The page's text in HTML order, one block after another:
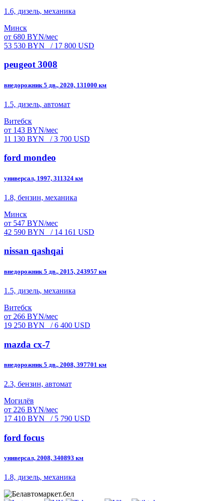
1.6, дизель, механика
Минск
от 680 BYN/мес
53 530 BYN
/ 17 800 USD
peugeot 3008
внедорожник 5 дв., 2020, 131000 км
1.5, дизель, автомат
Витебск
от 143 BYN/мес
11 130 BYN
/ 3 700 USD
ford mondeo
универсал, 1997, 311324 км
1.8, бензин, механика
Минск
от 547 BYN/мес
42 590 BYN
/ 14 161 USD
nissan qashqai
внедорожник 5 дв., 2015, 243957 км
1.5, дизель, механика
Витебск
от 266 BYN/мес
19 250 BYN
/ 6 400 USD
mazda cx-7
внедорожник 5 дв., 2008, 397701 км
2.3, бензин, автомат
Могилёв
от 226 BYN/мес
17 410 BYN
/ 5 790 USD
ford focus
универсал, 2008, 340893 км
1.8, дизель, механика